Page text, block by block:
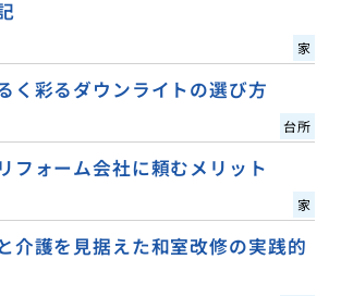
家
く彩るダウンライトの選び方
台所
フォーム会社に頼むメリット
家
介護を見据えた和室改修の実践的